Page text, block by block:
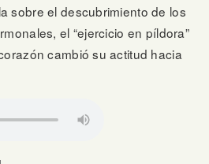
sobre el descubrimiento de los
el “ejercicio en píldora”
cambió su actitud hacia